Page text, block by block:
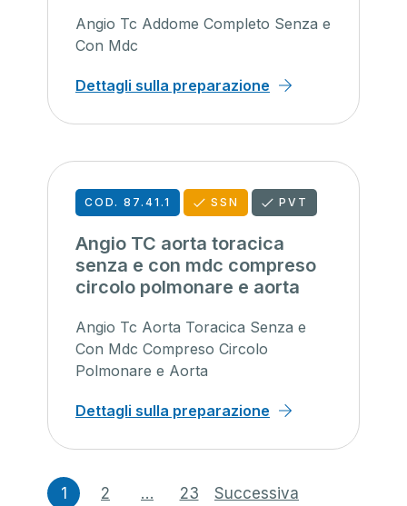
Angio Tc Addome Completo Senza e
Con Mdc
Dettagli sulla preparazione
COD. 87.41.1 SSN PVT
Angio TC aorta toracica
senza e con mdc compreso
circolo polmonare e aorta
Angio Tc Aorta Toracica Senza e
Con Mdc Compreso Circolo
Polmonare e Aorta
Dettagli sulla preparazione
Navigazione
1 2 … 23 Successiva